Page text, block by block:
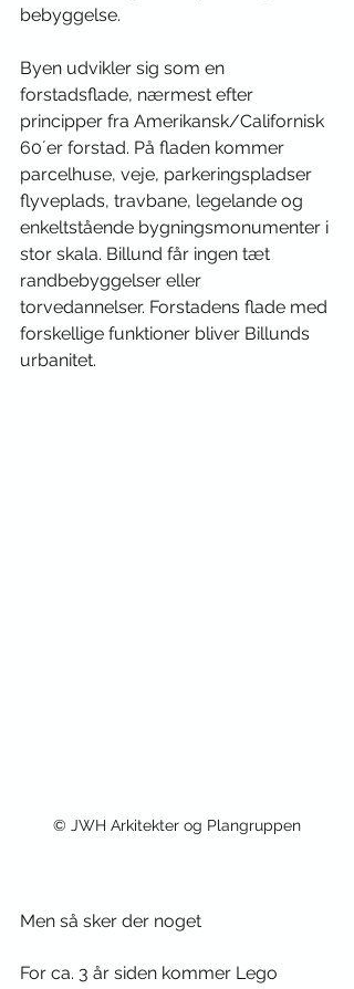
bebyggelse.
Byen udvikler sig som en
forstadsflade, nærmest efter
principper fra Amerikansk/Californisk
60´er forstad. På fladen kommer
parcelhuse, veje, parkeringspladser
flyveplads, travbane, legelande og
enkeltstående bygningsmonumenter i
stor skala. Billund får ingen tæt
randbebyggelser eller
torvedannelser. Forstadens flade med
forskellige funktioner bliver Billunds
urbanitet.
© JWH Arkitekter og Plangruppen
Men så sker der noget
For ca. 3 år siden kommer Lego